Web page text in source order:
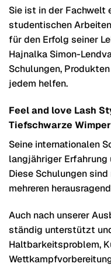
Sie ist in der Fachwelt
studentischen
für den Erfolg seiner
Hajnalka Simon-
Schulungen,
jedem helfen.
Feel and love Lash
Tiefschwarze
Seine internationalen
langjähriger Erfahrung
Diese Schulungen
mehreren
Auch nach unserer
ständig unterstützt
Haltbarkeitsproblem,